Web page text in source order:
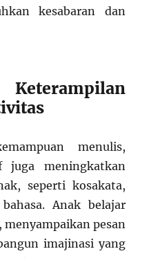
kesabaran dan
menulis,
juga meningkatkan
seperti kosakata,
Anak belajar
pesan
imajinasi yang